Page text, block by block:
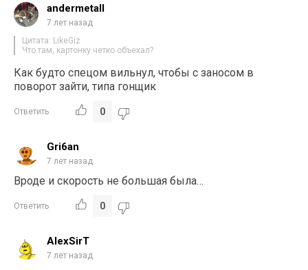
andermetall
7 лет назад
Цитата: LikeGiz
Что там, картонку четко объехал?
Как будто спецом вильнул, чтобы с заносом в
поворот зайти, типа гонщик
Ответить 0
Gri6an
7 лет назад
Вроде и скорость не большая была…
Ответить 0
AlexSirT
7 лет назад